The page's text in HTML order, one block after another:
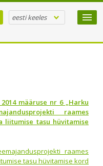
eesti keeles
määruse nr 6 „Harku
raames
liitumise tasu hüvitamise
raames
tasu hüvitamise kord